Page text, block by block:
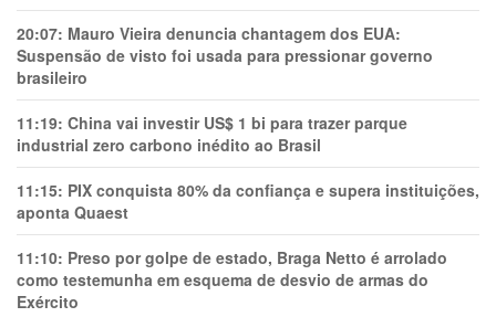
20:07: Mauro Vieira denuncia chantagem dos EUA:
Suspensão de visto foi usada para pressionar governo
brasileiro
11:19: China vai investir US$ 1 bi para trazer parque
industrial zero carbono inédito ao Brasil
11:15: PIX conquista 80% da confiança e supera instituições,
aponta Quaest
11:10: Preso por golpe de estado, Braga Netto é arrolado
como testemunha em esquema de desvio de armas do
Exército